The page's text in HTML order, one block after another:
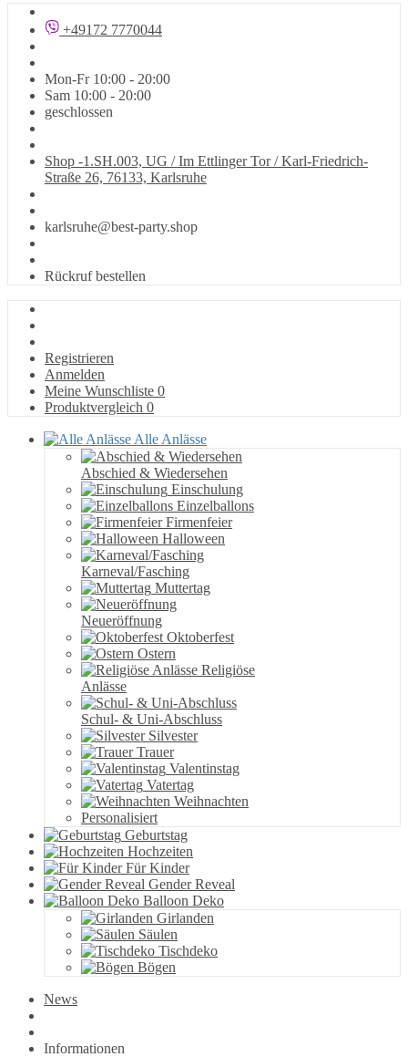
+49172 7770044
Mon-Fr 10:00 - 20:00
Sam 10:00 - 20:00
geschlossen
Shop -1.SH.003, UG / Im Ettlinger Tor / Karl-Friedrich-
Straße 26, 76133, Karlsruhe
karlsruhe@best-party.shop
Rückruf bestellen
Registrieren
Anmelden
Meine Wunschliste 0
Produktvergleich 0
Alle Anlässe
Abschied & Wiedersehen
Einschulung
Einzelballons
Firmenfeier
Halloween
Karneval/Fasching
Muttertag
Neueröffnung
Oktoberfest
Ostern
Religiöse
Anlässe
Schul- & Uni-Abschluss
Silvester
Trauer
Valentinstag
Vatertag
Weihnachten
Personalisiert
Geburtstag
Hochzeiten
Für Kinder
Gender Reveal
Balloon Deko
Girlanden
Säulen
Tischdeko
Bögen
News
Informationen